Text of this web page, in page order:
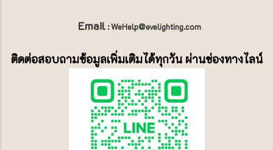
Email: WeHelp@evelighting.com
ติดต่อสอบถามข้อมูลเพิ่มเติมได้ทุกวัน ผ่านช่องทางไลน์